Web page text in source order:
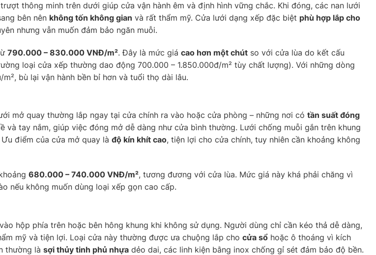
thông minh trên dưới giúp cửa vận hành êm và định hình vững chắc. Khi đóng, các nan lưới
bên nên không tốn không gian và rất thẩm mỹ. Cửa lưới dạng xếp đặc biệt phù hợp lắp cho
nhưng vẫn muốn đảm bảo ngăn muỗi.
790.000 – 830.000 VNĐ/m². Đây là mức giá cao hơn một chút so với cửa lùa do kết cấu
loại cửa xếp thường dao động 700.000 – 1.850.000đ/m² tùy chất lượng). Với những dòng
bù lại vận hành bền bỉ hơn và tuổi thọ dài lâu.
mở quay thường lắp ngay tại cửa chính ra vào hoặc cửa phòng – những nơi có tần suất đóng
và tay nắm, giúp việc đóng mở dễ dàng như cửa bình thường. Lưới chống muỗi gắn trên khung
điểm của cửa mở quay là độ kín khít cao, tiện lợi cho cửa chính, tuy nhiên cần khoảng không
680.000 – 740.000 VNĐ/m², tương đương với cửa lùa. Mức giá này khá phải chăng vì
nếu không muốn dùng loại xếp gọn cao cấp.
hộp phía trên hoặc bên hông khung khi không sử dụng. Người dùng chỉ cần kéo thả dễ dàng,
mỹ và tiện lợi. Loại cửa này thường được ưa chuộng lắp cho cửa sổ hoặc ô thoáng vì kích
thường là sợi thủy tinh phủ nhựa dẻo dai, các linh kiện bằng inox chống gỉ sét đảm bảo độ bền.